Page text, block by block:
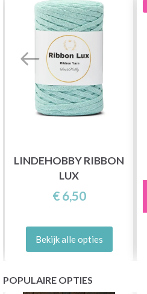
LINDEHOBBY RIBBON
LUX
€ 6,50
Bekijk alle opties
POPULAIRE OPTIES